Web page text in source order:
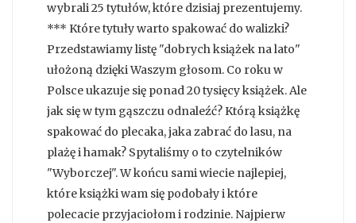
wybrali 25 tytułów, które dzisiaj prezentujemy.
*** Które tytuły warto spakować do walizki?
Przedstawiamy listę "dobrych książek na lato"
ułożoną dzięki Waszym głosom. Co roku w
Polsce ukazuje się ponad 20 tysięcy książek. Ale
jak się w tym gąszczu odnaleźć? Którą książkę
spakować do plecaka, jaka zabrać do lasu, na
plażę i hamak? Spytaliśmy o to czytelników
"Wyborczej". W końcu sami wiecie najlepiej,
które książki wam się podobały i które
polecacie przyjaciołom i rodzinie. Najpierw